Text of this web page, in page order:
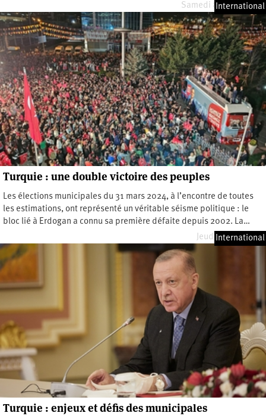
Samedi 8 février 2025
International
Turquie : une double victoire des peuples
Les élections municipales du 31 mars 2024, à l’encontre de toutes
les estimations, ont représenté un véritable séisme politique : le
bloc lié à Erdogan a connu sa première défaite depuis 2002. La…
Jeudi 11 avril 2024
International
Turquie : enjeux et défis des municipales